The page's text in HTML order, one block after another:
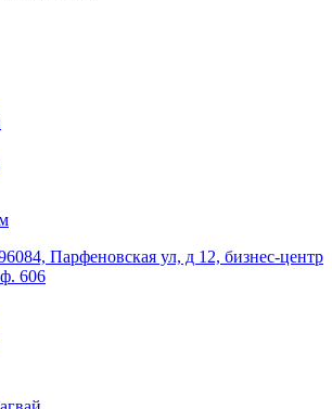
Парфеновская ул, д 12, бизнес-центр
606